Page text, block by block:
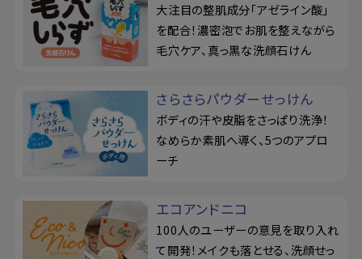
大注目の整肌成分「アゼライン酸」
を配合！濃密泡でお肌を整えながら
毛穴ケア、真っ黒な洗顔石けん
さらさらパウダーせっけん
ボディの汗や皮脂をさっぱり洗浄！
なめらか素肌へ導く、5つのアプロ
ーチ
エコアンドニコ
100人のユーザーの意見を取り入れ
て開発！メイクも落とせる、洗顔せっ